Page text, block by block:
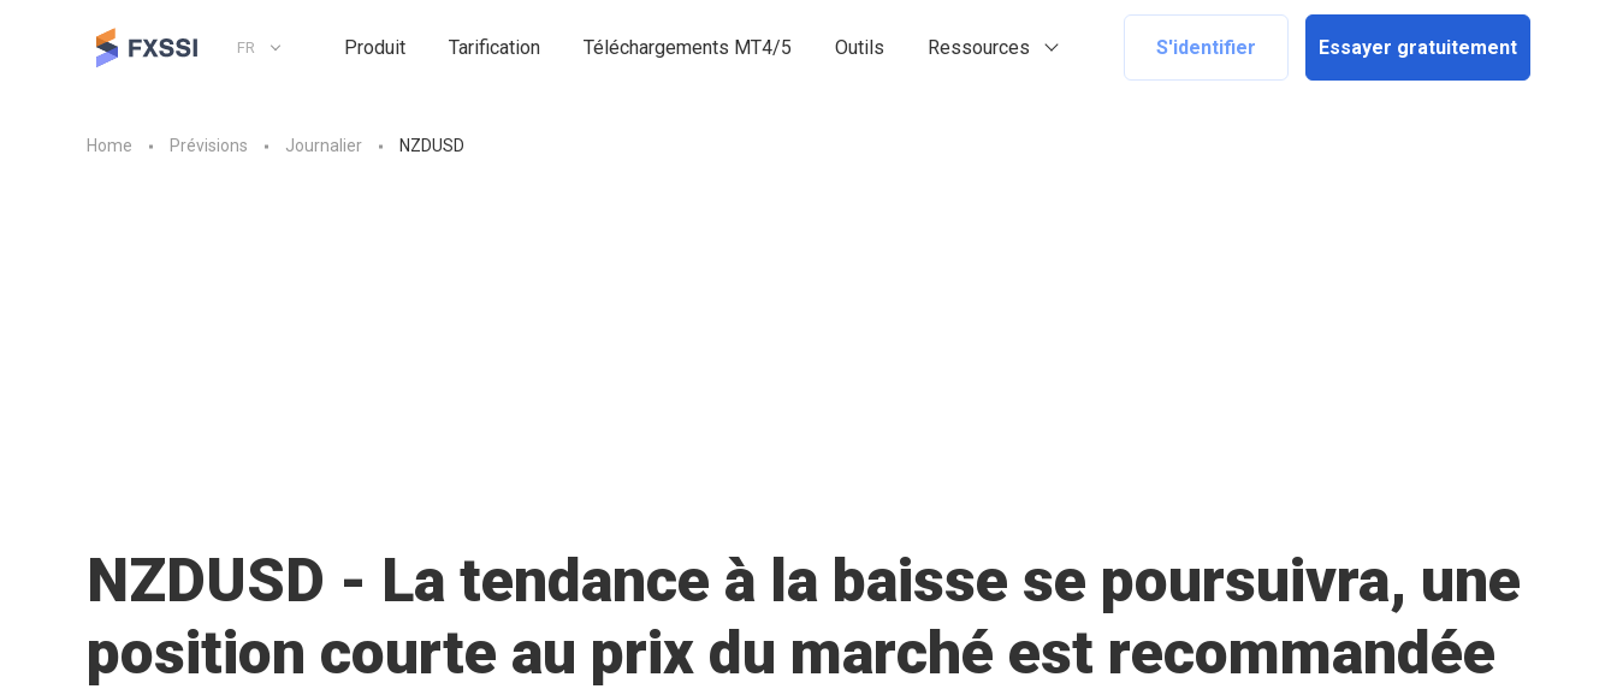
FR Produit Tarification Téléchargements MT4/5 Outils Ressources S'identifier Essayer gratuitement
Home Prévisions Journalier NZDUSD
NZDUSD - La tendance à la baisse se poursuivra, une
position courte au prix du marché est recommandée